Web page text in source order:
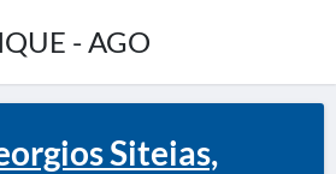
- AGO
Siteias,